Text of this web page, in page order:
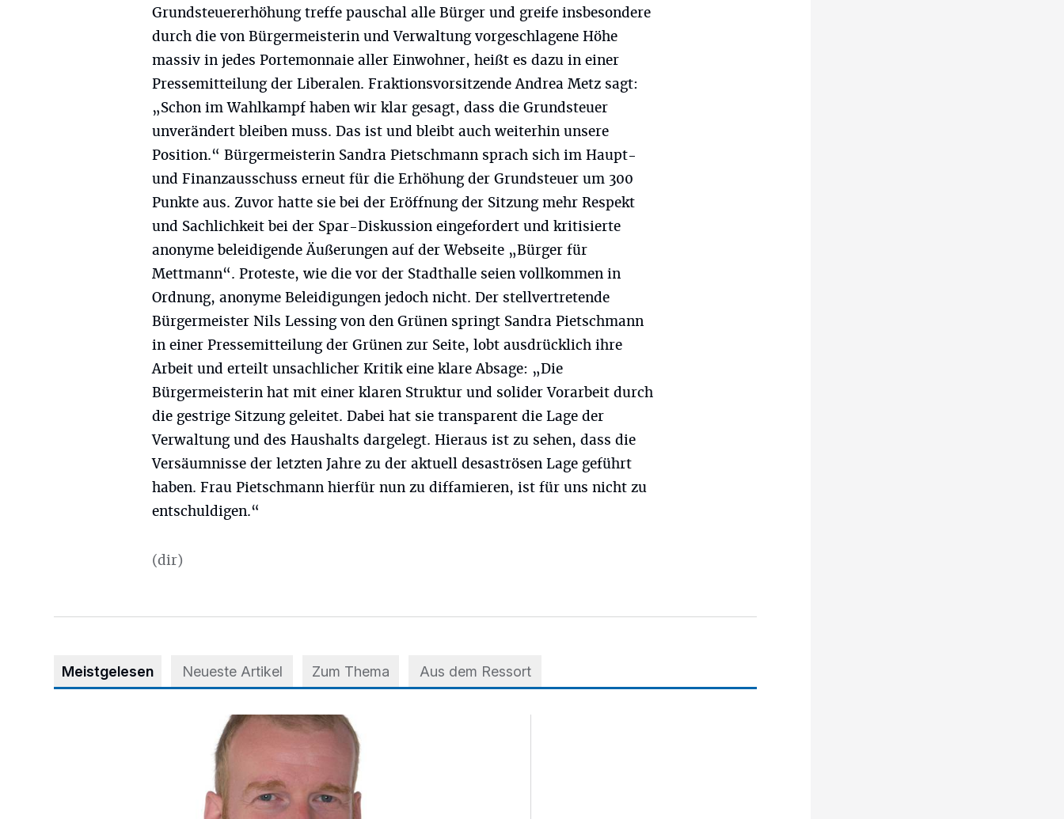
Grundsteuererhöhung treffe pauschal alle Bürger und greife insbesondere
durch die von Bürgermeisterin und Verwaltung vorgeschlagene Höhe
massiv in jedes Portemonnaie aller Einwohner, heißt es dazu in einer
Pressemitteilung der Liberalen. Fraktionsvorsitzende Andrea Metz sagt:
„Schon im Wahlkampf haben wir klar gesagt, dass die Grundsteuer
unverändert bleiben muss. Das ist und bleibt auch weiterhin unsere
Position.“ Bürgermeisterin Sandra Pietschmann sprach sich im Haupt-
und Finanzausschuss erneut für die Erhöhung der Grundsteuer um 300
Punkte aus. Zuvor hatte sie bei der Eröffnung der Sitzung mehr Respekt
und Sachlichkeit bei der Spar-Diskussion eingefordert und kritisierte
anonyme beleidigende Äußerungen auf der Webseite „Bürger für
Mettmann“. Proteste, wie die vor der Stadthalle seien vollkommen in
Ordnung, anonyme Beleidigungen jedoch nicht. Der stellvertretende
Bürgermeister Nils Lessing von den Grünen springt Sandra Pietschmann
in einer Pressemitteilung der Grünen zur Seite, lobt ausdrücklich ihre
Arbeit und erteilt unsachlicher Kritik eine klare Absage: „Die
Bürgermeisterin hat mit einer klaren Struktur und solider Vorarbeit durch
die gestrige Sitzung geleitet. Dabei hat sie transparent die Lage der
Verwaltung und des Haushalts dargelegt. Hieraus ist zu sehen, dass die
Versäumnisse der letzten Jahre zu der aktuell desaströsen Lage geführt
haben. Frau Pietschmann hierfür nun zu diffamieren, ist für uns nicht zu
entschuldigen.“
(dir)
Meistgelesen Neueste Artikel Zum Thema Aus dem Ressort
Neuer Oberarzt für Unfallchirurgie und Orthopädie im EVK